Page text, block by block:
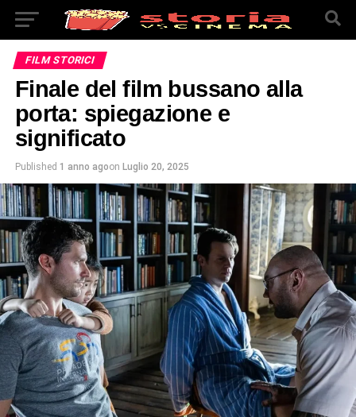
FILM STORICI
Finale del film bussano alla
porta: spiegazione e
significato
Published 1 anno agoon Luglio 20, 2025